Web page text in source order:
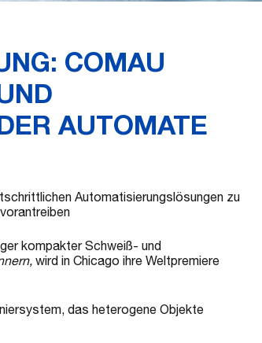
COMAU
AUTOMATE
Automatisierungslösungen zu
kompakter Schweiß- und
wird in Chicago ihre Weltpremiere
das heterogene Objekte